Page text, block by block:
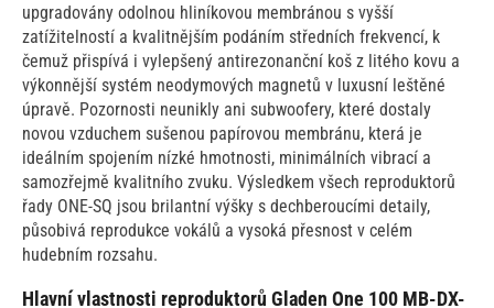
upgradovány odolnou hliníkovou membránou s vyšší
zatížitelností a kvalitnějším podáním středních frekvencí, k
čemuž přispívá i vylepšený antirezonanční koš z litého kovu a
výkonnější systém neodymových magnetů v luxusní leštěné
úpravě. Pozornosti neunikly ani subwoofery, které dostaly
novou vzduchem sušenou papírovou membránu, která je
ideálním spojením nízké hmotnosti, minimálních vibrací a
samozřejmě kvalitního zvuku. Výsledkem všech reproduktorů
řady ONE-SQ jsou brilantní výšky s dechberoucími detaily,
působivá reprodukce vokálů a vysoká přesnost v celém
hudebním rozsahu.
Hlavní vlastnosti reproduktorů Gladen One 100 MB-DX-